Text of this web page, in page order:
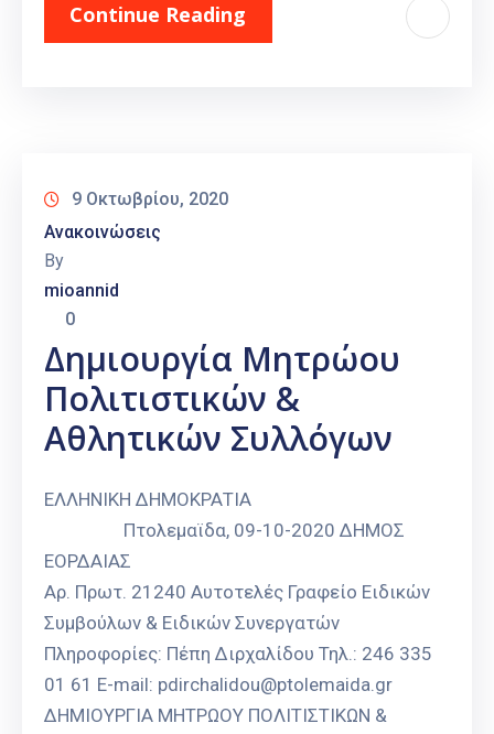
Continue Reading
9 Οκτωβρίου, 2020
Ανακοινώσεις
By
mioannid
0
Δημιουργία Μητρώου
Πολιτιστικών &
Αθλητικών Συλλόγων
ΕΛΛΗΝΙΚΗ ΔΗΜΟΚΡΑΤΙΑ
Πτολεμαϊδα, 09-10-2020 ΔΗΜΟΣ
ΕΟΡΔΑΙΑΣ
Αρ. Πρωτ. 21240 Αυτοτελές Γραφείο Ειδικών
Συμβούλων & Ειδικών Συνεργατών
Πληροφορίες: Πέπη Διρχαλίδου Τηλ.: 246 335
01 61 E-mail: pdirchalidou@ptolemaida.gr
ΔΗΜΙΟΥΡΓΙΑ ΜΗΤΡΩΟΥ ΠΟΛΙΤΙΣΤΙΚΩΝ &